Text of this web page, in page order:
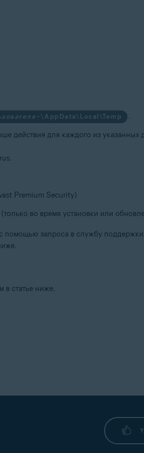
\AppData\Local\Temp
.
действия для каждого из указанных
Premium Security)
во время установки или
помощью запроса в службу
в статье ниже.